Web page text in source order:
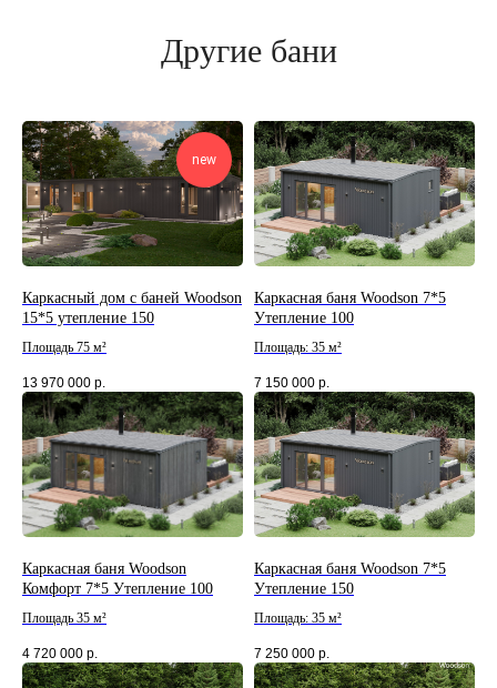
Другие бани
new
Каркасный дом с баней Woodson
15*5 утепление 150
Площадь 75 м²
13 970 000 р.
Каркасная баня Woodson 7*5
Утепление 100
Площадь: 35 м²
7 150 000 р.
Каркасная баня Woodson
Комфорт 7*5 Утепление 100
Площадь 35 м²
4 720 000 р.
Каркасная баня Woodson 7*5
Утепление 150
Площадь: 35 м²
7 250 000 р.